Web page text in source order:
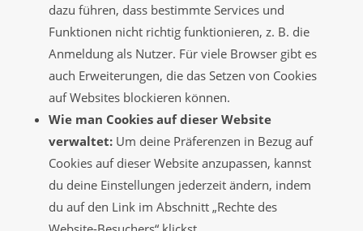
dazu führen, dass bestimmte Services und
Funktionen nicht richtig funktionieren, z. B. die
Anmeldung als Nutzer. Für viele Browser gibt es
auch Erweiterungen, die das Setzen von Cookies
auf Websites blockieren können.
Wie man Cookies auf dieser Website
verwaltet:Um deine Präferenzen in Bezug auf
Cookies auf dieser Website anzupassen, kannst
du deine Einstellungen jederzeit ändern, indem
du auf den Link im Abschnitt „Rechte des